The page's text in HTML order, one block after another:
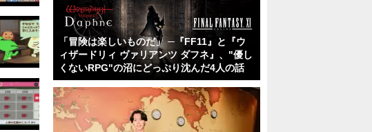
「冒険は楽しいものだ」 ─『FF11』と『ウ
ィザードリィ ヴァリアンツ ダフネ』、"優し
くないRPG"の沼にどっぷり沈んだ4人の話